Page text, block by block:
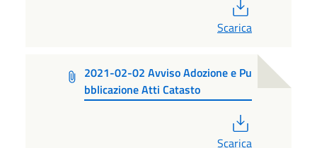
Scarica
2021-02-02 Avviso Adozione e Pu
bblicazione Atti Catasto
Scarica